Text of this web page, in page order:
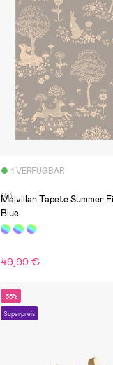
1 VERFÜGBAR
(0)
Majvillan Tapete Summer
Blue
49,99 €
-35%
Superpreis